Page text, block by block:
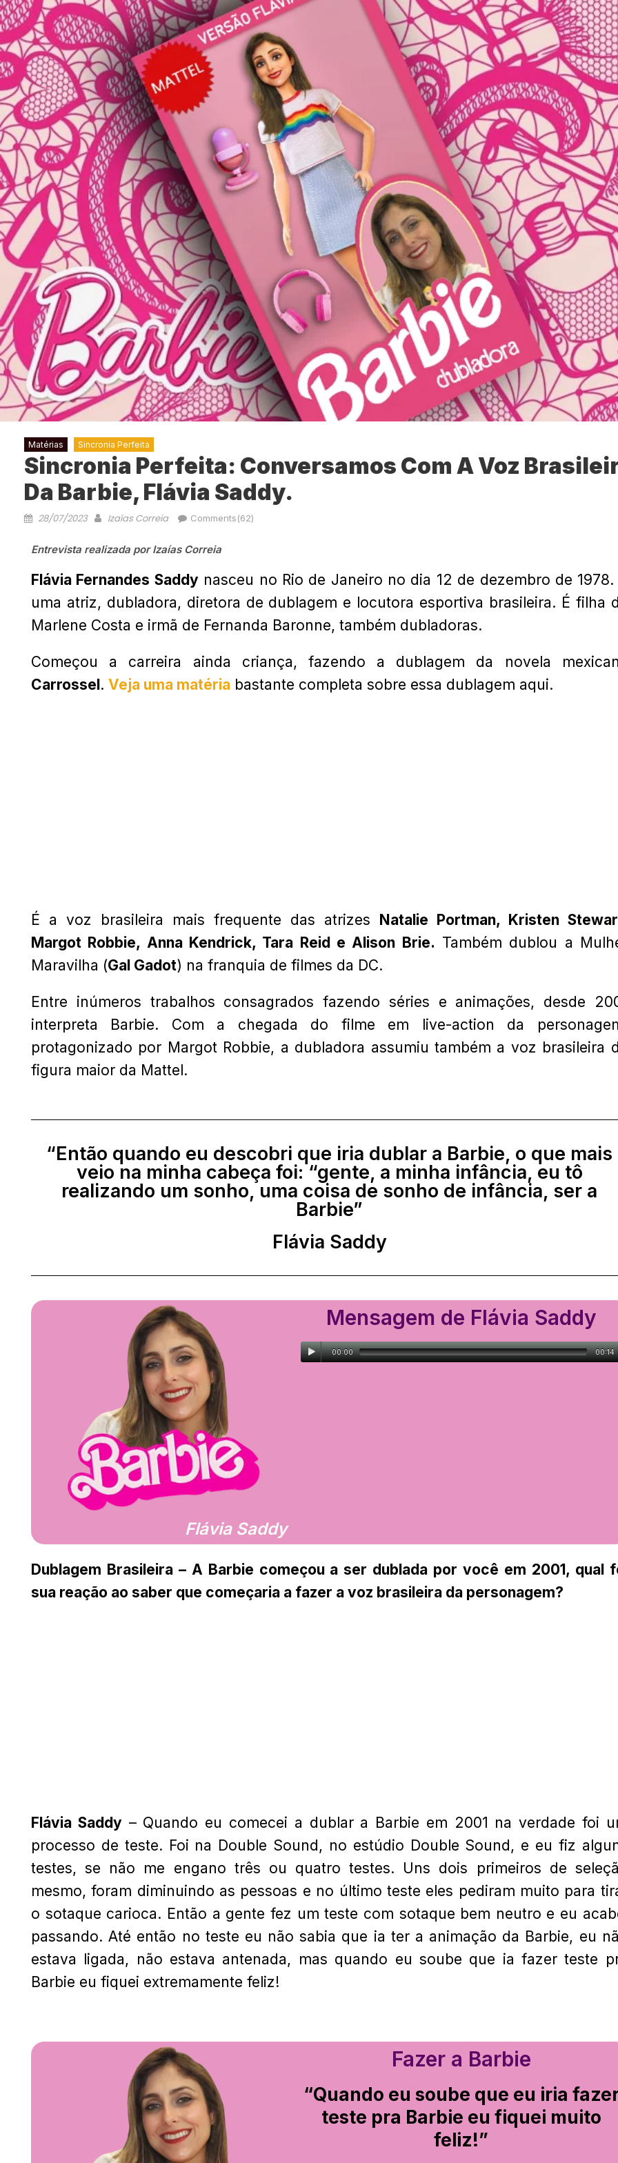
Matérias Sincronia Perfeita
Sincronia Perfeita: Conversamos Com A Voz
Da Barbie, Flávia Saddy.
28/07/2023 Izaías Correia Comments(62)
Entrevista realizada por Izaías Correia
Flávia Fernandes Saddynasceu no Rio de Janeiro no dia 12 de dezembro de 1978.
uma atriz, dubladora, diretora de dublagem e locutora esportiva brasileira. É filha
Marlene Costa e irmã de Fernanda Baronne, também dubladoras.
Começou a carreira ainda criança, fazendo a dublagem da novela
Carrossel. Veja uma matéria bastante completa sobre essa dublagem aqui.
É a voz brasileira mais frequente das atrizes Natalie Portman, Kristen
Margot Robbie, Anna Kendrick, Tara Reid e Alison Brie. Também dublou a
Maravilha (Gal Gadot) na franquia de filmes da DC.
Entre inúmeros trabalhos consagrados fazendo séries e animações, desde
interpreta Barbie. Com a chegada do filme em live-action da
protagonizado por Margot Robbie, a dubladora assumiu também a voz brasileira
figura maior da Mattel.
“Então quando eu descobri que iria dublar a Barbie, o que mais
veio na minha cabeça foi: “gente, a minha infância, eu tô
realizando um sonho, uma coisa de sonho de infância, ser a
Barbie”
Flávia Saddy
Flávia Saddy
Mensagem de Flávia Saddy
00:00 00:14
Dublagem Brasileira – A Barbie começou a ser dublada por você em 2001, qual
sua reação ao saber que começaria a fazer a voz brasileira da personagem?
Flávia Saddy– Quando eu comecei a dublar a Barbie em 2001 na verdade foi
processo de teste. Foi na Double Sound, no estúdio Double Sound, e eu fiz
testes, se não me engano três ou quatro testes. Uns dois primeiros de
mesmo, foram diminuindo as pessoas e no último teste eles pediram muito para
o sotaque carioca. Então a gente fez um teste com sotaque bem neutro e eu
passando. Até então no teste eu não sabia que ia ter a animação da Barbie, eu
estava ligada, não estava antenada, mas quando eu soube que ia fazer teste
Barbie eu fiquei extremamente feliz!
Fazer a Barbie
“Quando eu soube que eu iria
teste pra Barbie eu fiquei muito
feliz!”